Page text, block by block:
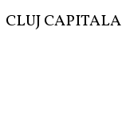
CLUJ CAPITALA